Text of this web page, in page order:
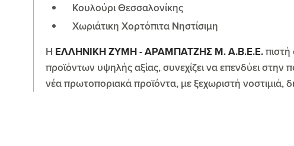
Κουλούρι Θεσσαλονίκης
Χωριάτικη Χορτόπιτα Νηστίσιμη
Η ΕΛΛΗΝΙΚΗ ΖΥΜΗ - ΑΡΑΜΠΑΤΖΗΣ Μ. Α.Β.Ε.Ε.πιστή
προϊόντων υψηλής αξίας, συνεχίζει να επενδύει
νέα πρωτοποριακά προϊόντα, με ξεχωριστή νοστιμιά,